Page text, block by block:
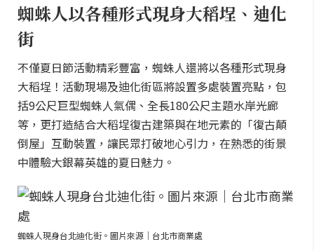
蜘蛛人以各種形式現身大稻埕、迪化
街
不僅夏日節活動精彩豐富，蜘蛛人還將以各種形式現身
大稻埕！活動現場及迪化街區將設置多處裝置亮點，包
括9公尺巨型蜘蛛人氣偶、全長180公尺主題水岸光廊
等，更打造結合大稻埕復古建築與在地元素的「復古顛
倒屋」互動裝置，讓民眾打破地心引力，在熟悉的街景
中體驗大銀幕英雄的夏日魅力。
蜘蛛人現身台北迪化街。圖片來源｜台北市商業處